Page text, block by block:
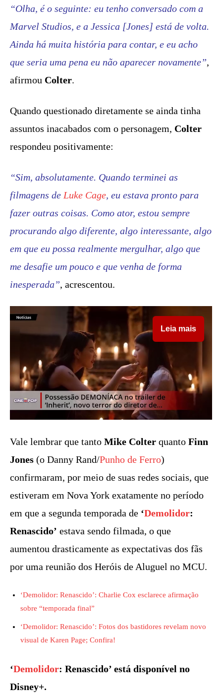
“Olha, é o seguinte: eu tenho conversado com a
Marvel Studios, e a Jessica [Jones] está de volta.
Ainda há muita história para contar, e eu acho
que seria uma pena eu não aparecer novamente”,
afirmou Colter.
Quando questionado diretamente se ainda tinha
assuntos inacabados com o personagem, Colter
respondeu positivamente:
“Sim, absolutamente. Quando terminei as
filmagens de Luke Cage, eu estava pronto para
fazer outras coisas. Como ator, estou sempre
procurando algo diferente, algo interessante, algo
em que eu possa realmente mergulhar, algo que
me desafie um pouco e que venha de forma
inesperada”, acrescentou.
Leia mais
Vale lembrar que tanto Mike Colter quanto Finn
Jones (o Danny Rand/Punho de Ferro)
confirmaram, por meio de suas redes sociais, que
estiveram em Nova York exatamente no período
em que a segunda temporada de ‘Demolidor:
Renascido’ estava sendo filmada, o que
aumentou drasticamente as expectativas dos fãs
por uma reunião dos Heróis de Aluguel no MCU.
‘Demolidor: Renascido’: Charlie Cox esclarece afirmação
sobre “temporada final”
‘Demolidor: Renascido’: Fotos dos bastidores revelam novo
visual de Karen Page; Confira!
‘Demolidor: Renascido’ está disponível no
Disney+.